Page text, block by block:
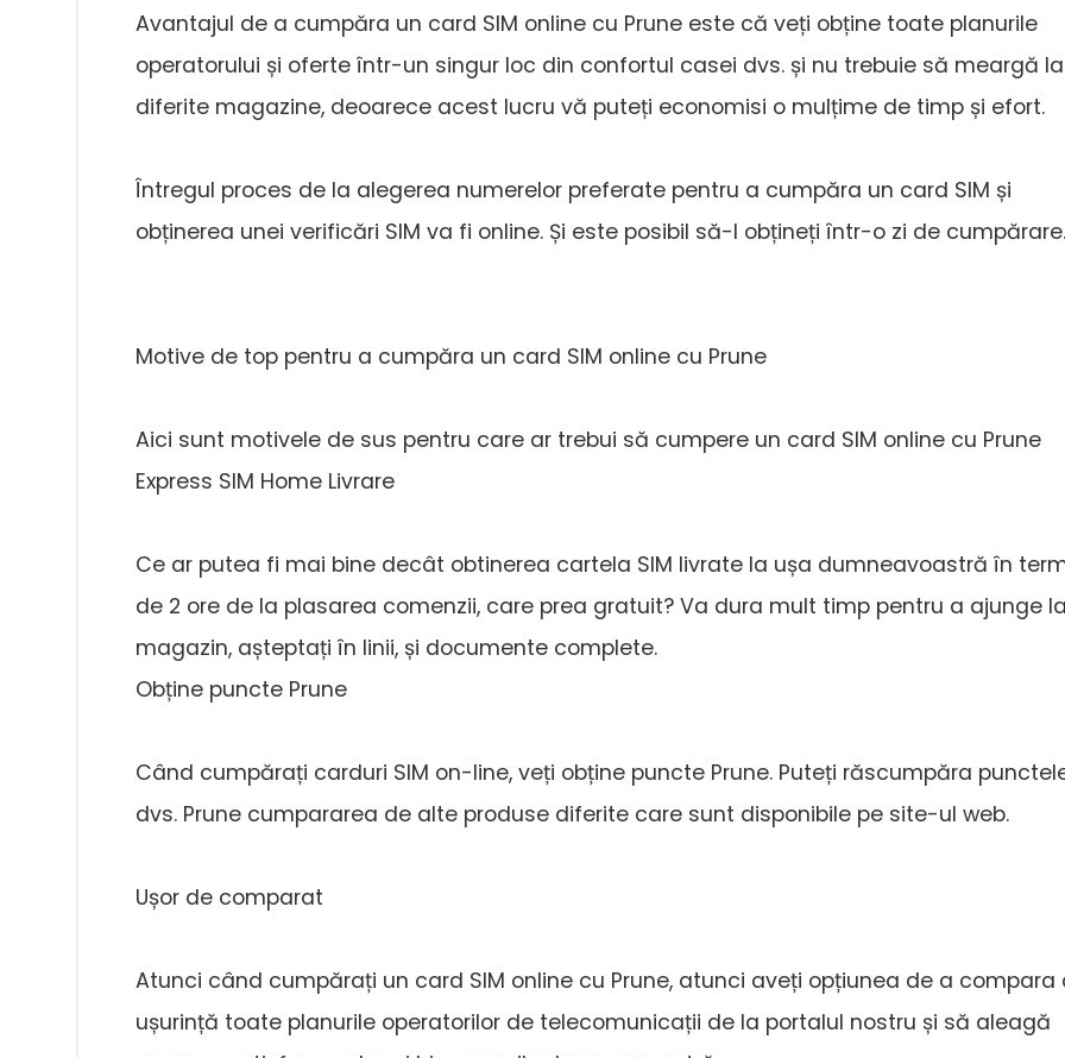
Avantajul de a cumpăra un card SIM online cu Prune este că veți obține toate planurile
operatorului și oferte într-un singur loc din confortul casei dvs. și nu trebuie să meargă la
diferite magazine, deoarece acest lucru vă puteți economisi o mulțime de timp și efort.
Întregul proces de la alegerea numerelor preferate pentru a cumpăra un card SIM și
obținerea unei verificări SIM va fi online. Și este posibil să-l obțineți într-o zi de cumpărare.
Motive de top pentru a cumpăra un card SIM online cu Prune
Aici sunt motivele de sus pentru care ar trebui să cumpere un card SIM online cu Prune
Express SIM Home Livrare
Ce ar putea fi mai bine decât obtinerea cartela SIM livrate la ușa dumneavoastră în
de 2 ore de la plasarea comenzii, care prea gratuit? Va dura mult timp pentru a ajunge
magazin, așteptați în linii, și documente complete.
Obține puncte Prune
Când cumpărați carduri SIM on-line, veți obține puncte Prune. Puteți răscumpăra
dvs. Prune cumpararea de alte produse diferite care sunt disponibile pe site-ul web.
Ușor de comparat
Atunci când cumpărați un card SIM online cu Prune, atunci aveți opțiunea de a compara
ușurință toate planurile operatorilor de telecomunicații de la portalul nostru și să aleagă